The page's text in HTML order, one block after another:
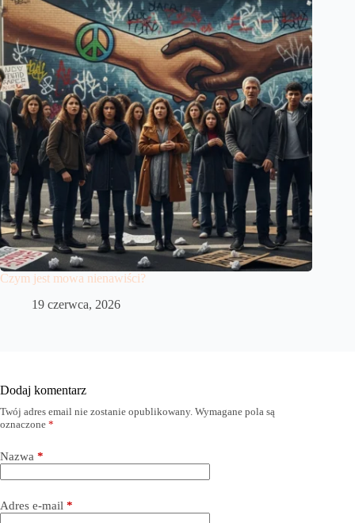
Czym jest mowa nienawiści?
19 czerwca, 2026
Dodaj komentarz
Twój adres email nie zostanie opublikowany. Wymagane pola są
oznaczone *
Nazwa *
Adres e-mail *